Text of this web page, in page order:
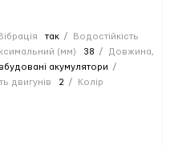
Вібрація так
Водостійкість
(мм) 38
Довжина,
вбудовані акумулятори
двигунів 2
Колір